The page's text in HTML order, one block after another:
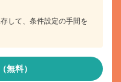
して、条件設定の手間を
無料）